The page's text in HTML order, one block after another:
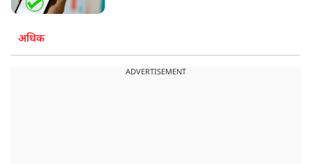
अधिक
ADVERTISEMENT